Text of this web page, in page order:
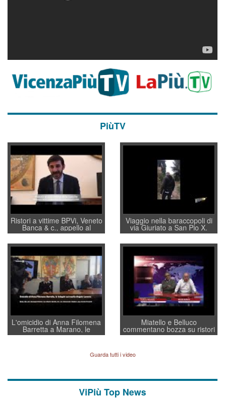
PiùTV
Ristori a vittime BPVi, Veneto
Banca & c., appello al
sottosegretario Alessio
Villarosa: per mettere ordine
convochi con Di Maio CNCU
a supporto della cabina di
regia al Mef
Viaggio nella baraccopoli di
via Giuriato a San Pio X.
Vicenza ai Vicentini: “faremo
un regalo di Natale ai
residenti”
L'omicidio di Anna Filomena
Barretta a Marano, le
indagini dei carabinieri di
quelle di... Barbara D'Urso
Miatello e Belluco
commentano bozza su ristori
BPVi e Veneto Banca
Guarda tutti i video
ViPiù Top News